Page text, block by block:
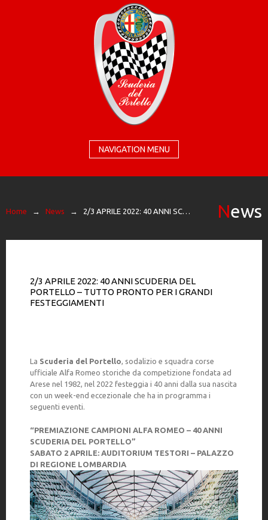
NAVIGATION MENU
Home → News → 2/3 APRILE 2022: 40 ANNI SCUDERIA DEL PORTELLO – TUTTO PRONTO PER I GRANDI FESTEGGIAMENTI News
2/3 APRILE 2022: 40 ANNI SCUDERIA DEL
PORTELLO – TUTTO PRONTO PER I GRANDI
FESTEGGIAMENTI
La Scuderia del Portello, sodalizio e squadra corse
ufficiale Alfa Romeo storiche da competizione fondata ad
Arese nel 1982, nel 2022 festeggia i 40 anni dalla sua nascita
con un week-end eccezionale che ha in programma i
seguenti eventi.
“PREMIAZIONE CAMPIONI ALFA ROMEO – 40 ANNI
SCUDERIA DEL PORTELLO”
SABATO 2 APRILE: AUDITORIUM TESTORI – PALAZZO
DI REGIONE LOMBARDIA